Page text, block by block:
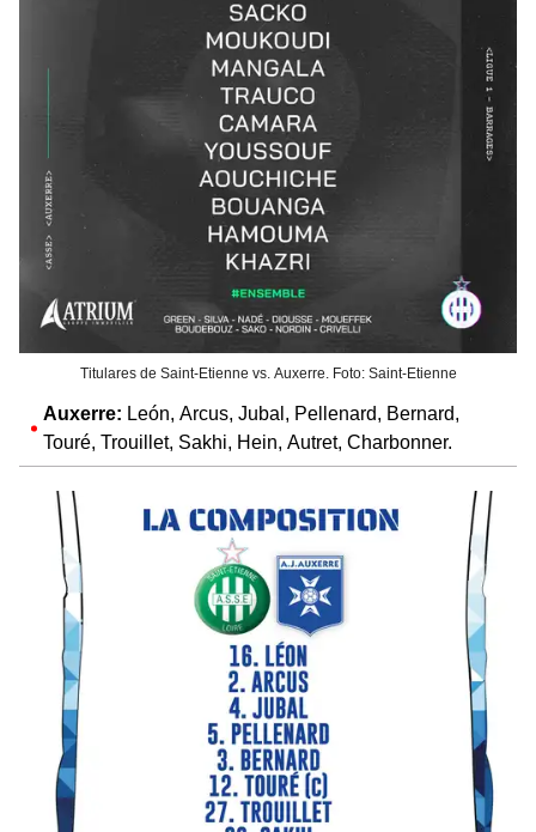
Titulares de Saint-Etienne vs. Auxerre. Foto: Saint-Etienne
Auxerre: León, Arcus, Jubal, Pellenard, Bernard,
Touré, Trouillet, Sakhi, Hein, Autret, Charbonner.